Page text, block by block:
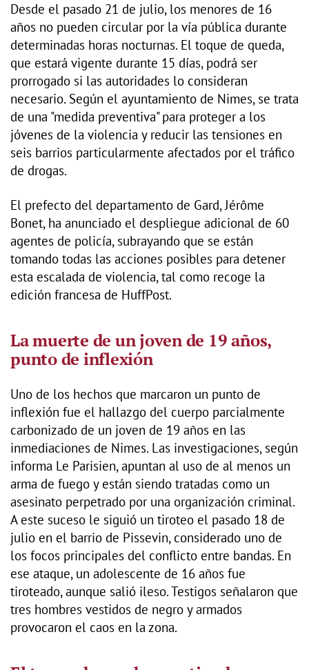
Desde el pasado 21 de julio, los menores de 16
años no pueden circular por la vía pública durante
determinadas horas nocturnas. El toque de queda,
que estará vigente durante 15 días, podrá ser
prorrogado si las autoridades lo consideran
necesario. Según el ayuntamiento de Nimes, se trata
de una "medida preventiva" para proteger a los
jóvenes de la violencia y reducir las tensiones en
seis barrios particularmente afectados por el tráfico
de drogas.
El prefecto del departamento de Gard, Jérôme
Bonet, ha anunciado el despliegue adicional de 60
agentes de policía, subrayando que se están
tomando todas las acciones posibles para detener
esta escalada de violencia, tal como recoge la
edición francesa de HuffPost.
La muerte de un joven de 19 años,
punto de inflexión
Uno de los hechos que marcaron un punto de
inflexión fue el hallazgo del cuerpo parcialmente
carbonizado de un joven de 19 años en las
inmediaciones de Nimes. Las investigaciones, según
informa Le Parisien, apuntan al uso de al menos un
arma de fuego y están siendo tratadas como un
asesinato perpetrado por una organización criminal.
A este suceso le siguió un tiroteo el pasado 18 de
julio en el barrio de Pissevin, considerado uno de
los focos principales del conflicto entre bandas. En
ese ataque, un adolescente de 16 años fue
tiroteado, aunque salió ileso. Testigos señalaron que
tres hombres vestidos de negro y armados
provocaron el caos en la zona.